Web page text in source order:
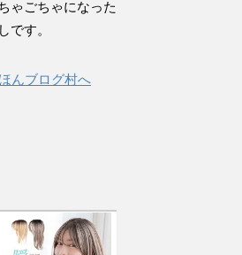
ゃごちゃになった
です。